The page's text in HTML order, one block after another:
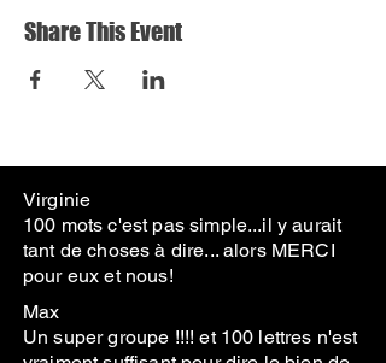
Share This Event
Virginie
100 mots c'est pas simple...il y aurait
tant de choses à dire... alors MERCI
pour eux et nous!
Max
Un super groupe !!!! et 100 lettres n'est